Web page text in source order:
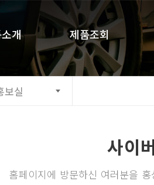
개 제품조회
보실
사이
홈페이지에 방문하신 여러분을